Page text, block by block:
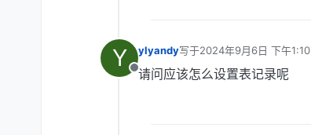
Y
离线
ylyandy写于2024年9月6日 下午1:10
最后由 编辑
请问应该怎么设置表记录呢